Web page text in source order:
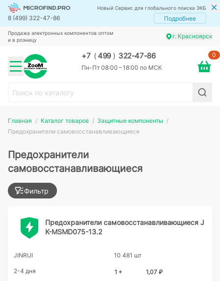
Новый Сервис для глобального поиска ЭКБ
8 (499) 322-47-86 Подробнее
Продажа электронных компонентов оптом
и в розницу
г. Красноярск
+7 (499 ) 322-47-86
Пн-Пт 08:00 – 18:00 по МСК
0
Главная Каталог товаров
Защитные компоненты
Предохранители самовосстанавливающиеся
Предохранители
самовосстанавливающиеся
Фильтр
Предохранители самовосстанавливающиеся J
K-MSMD075-13.2
JINRUI 10 481 шт
2-4 дня 1 + 1,07 ₽